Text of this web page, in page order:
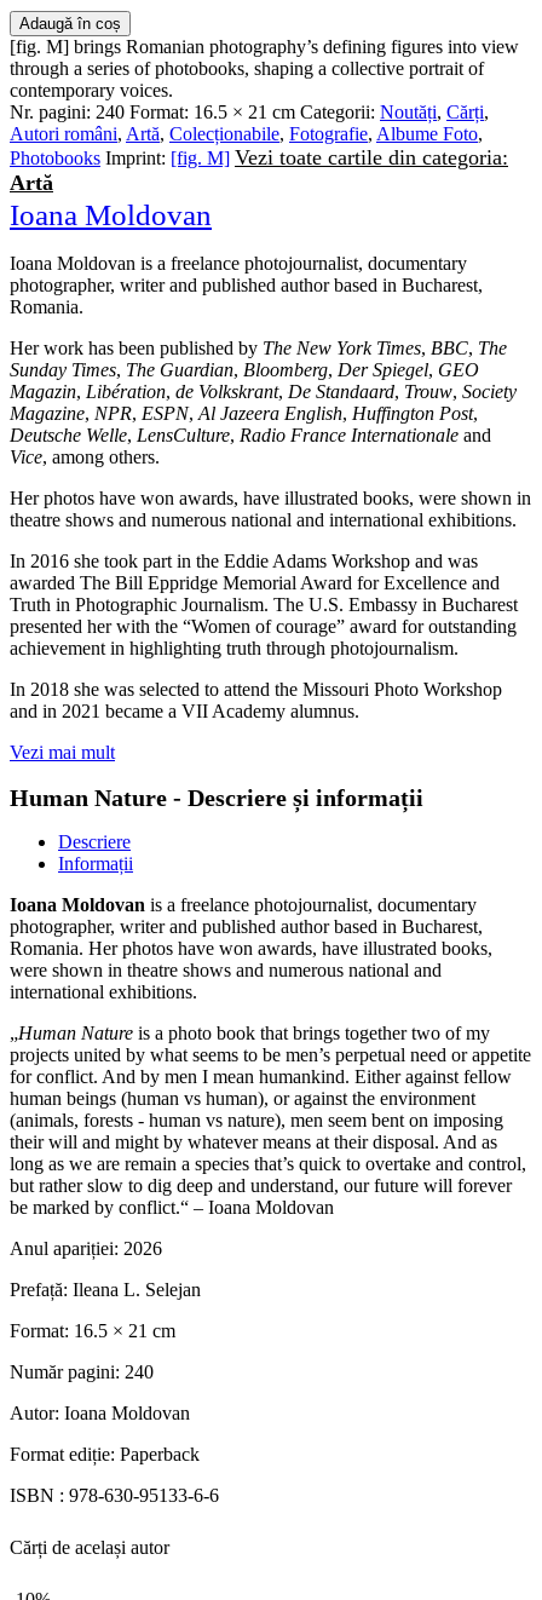
Adaugă în coș
[fig. M] brings Romanian photography’s defining figures into view
through a series of photobooks, shaping a collective portrait of
contemporary voices.
Nr. pagini: 240 Format: 16.5 × 21 cm Categorii: Noutăți, Cărți,
Autori români, Artă, Colecționabile, Fotografie, Albume Foto,
Photobooks Imprint: [fig. M] Vezi toate cartile din categoria:
Artă
Ioana Moldovan
Ioana Moldovan is a freelance photojournalist, documentary
photographer, writer and published author based in Bucharest,
Romania.
Her work has been published by The New York Times, BBC, The
Sunday Times, The Guardian, Bloomberg, Der Spiegel, GEO
Magazin, Libération, de Volkskrant, De Standaard, Trouw, Society
Magazine, NPR, ESPN, Al Jazeera English, Huffington Post,
Deutsche Welle, LensCulture, Radio France Internationale and
Vice, among others.
Her photos have won awards, have illustrated books, were shown in
theatre shows and numerous national and international exhibitions.
In 2016 she took part in the Eddie Adams Workshop and was
awarded The Bill Eppridge Memorial Award for Excellence and
Truth in Photographic Journalism. The U.S. Embassy in Bucharest
presented her with the “Women of courage” award for outstanding
achievement in highlighting truth through photojournalism.
In 2018 she was selected to attend the Missouri Photo Workshop
and in 2021 became a VII Academy alumnus.
Vezi mai mult
Human Nature - Descriere și informații
Descriere
Informații
Ioana Moldovan is a freelance photojournalist, documentary
photographer, writer and published author based in Bucharest,
Romania. Her photos have won awards, have illustrated books,
were shown in theatre shows and numerous national and
international exhibitions.
„Human Nature is a photo book that brings together two of my
projects united by what seems to be men’s perpetual need or appetite
for conflict. And by men I mean humankind. Either against fellow
human beings (human vs human), or against the environment
(animals, forests - human vs nature), men seem bent on imposing
their will and might by whatever means at their disposal. And as
long as we are remain a species that’s quick to overtake and control,
but rather slow to dig deep and understand, our future will forever
be marked by conflict.“ – Ioana Moldovan
Anul apariției: 2026
Prefață: Ileana L. Selejan
Format: 16.5 × 21 cm
Număr pagini: 240
Autor: Ioana Moldovan
Format ediție: Paperback
ISBN : 978-630-95133-6-6
Cărți de același autor